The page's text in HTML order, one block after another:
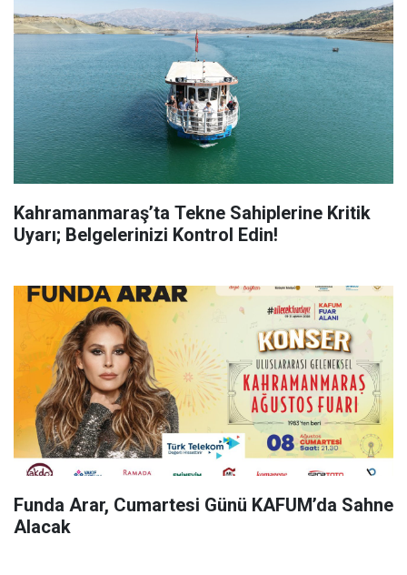
Kahramanmaraş’ta Tekne Sahiplerine Kritik
Uyarı; Belgelerinizi Kontrol Edin!
Funda Arar, Cumartesi Günü KAFUM’da Sahne
Alacak